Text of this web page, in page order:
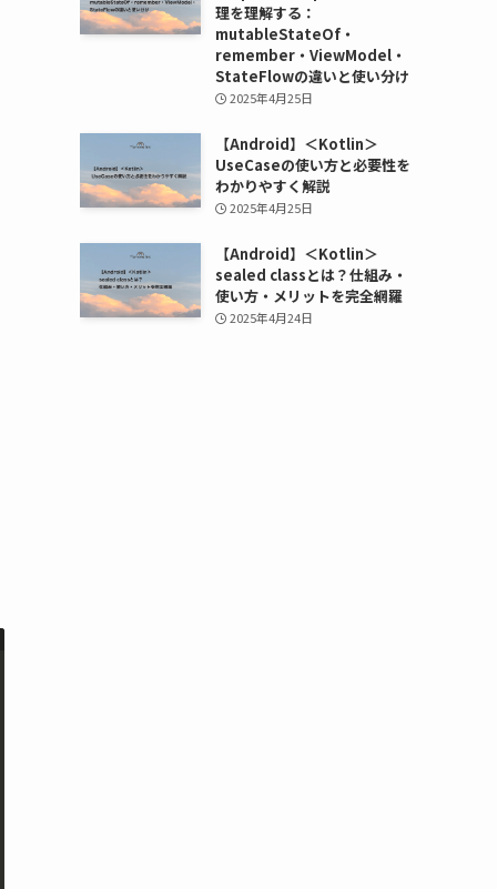
理を理解する：
mutableStateOf・
remember・ViewModel・
StateFlowの違いと使い分け
2025年4月25日
【Android】＜Kotlin＞
UseCaseの使い方と必要性を
わかりやすく解説
2025年4月25日
【Android】＜Kotlin＞
sealed classとは？仕組み・
使い方・メリットを完全網羅
2025年4月24日